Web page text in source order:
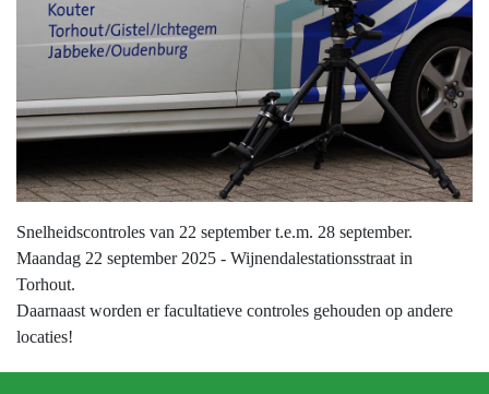
Snelheidscontroles van 22 september t.e.m. 28 september.
Maandag 22 september 2025 - Wijnendalestationsstraat in
Torhout.
Daarnaast worden er facultatieve controles gehouden op andere
locaties!